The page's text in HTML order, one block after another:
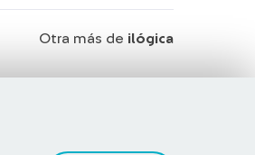
Otra más de ilógica